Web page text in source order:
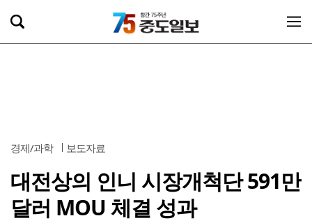
경제/과학 보도자료
대전상의 인니 시장개척단 591만
달러 MOU 체결 성과